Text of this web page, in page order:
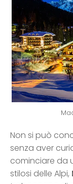
Non si può
senza aver
cominciare da
stilosi delle Alpi,